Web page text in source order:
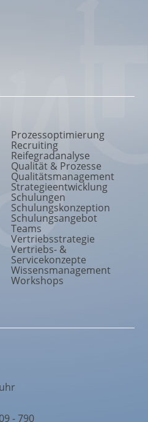
Prozessoptimierung
Recruiting
Reifegradanalyse
Qualität & Prozesse
Qualitätsmanagement
Strategieentwicklung
Schulungen
Schulungskonzeption
Schulungsangebot
Teams
Vertriebsstrategie
Vertriebs- &
Servicekonzepte
Wissensmanagement
Workshops
- 790